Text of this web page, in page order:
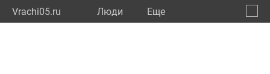
Vrachi05.ru Люди Eще